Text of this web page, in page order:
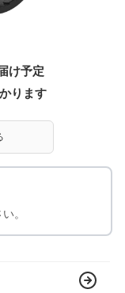
け予定
ります
。